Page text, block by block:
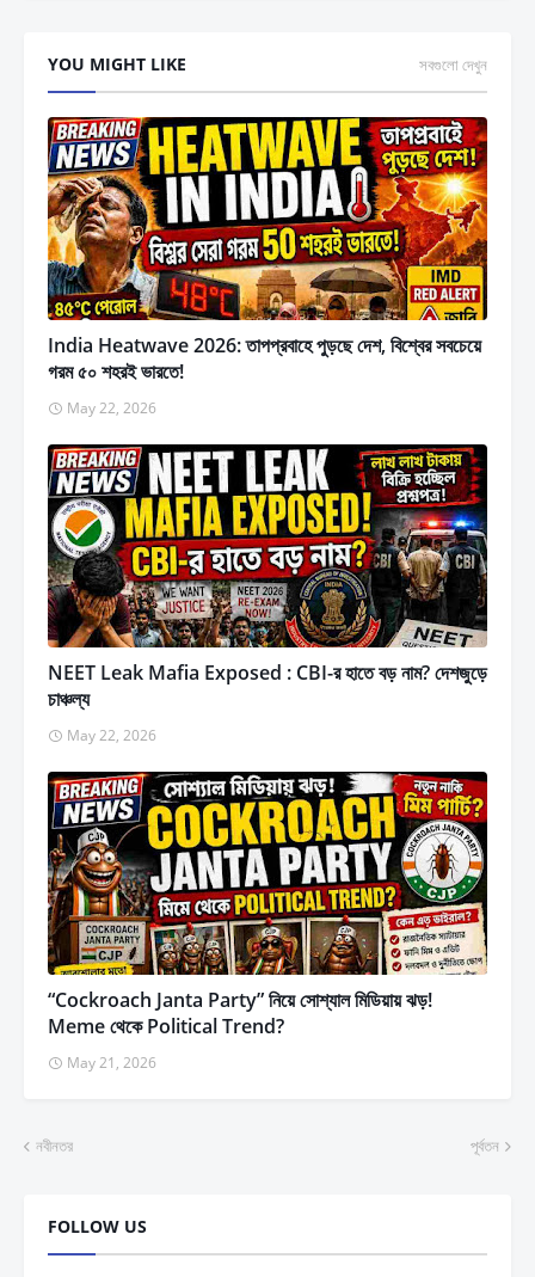
YOU MIGHT LIKE সবগুলো দেখুন
India Heatwave 2026: তাপপ্রবাহে পুড়ছে দেশ, বিশ্বের সবচেয়ে
গরম ৫০ শহরই ভারতে!
May 22, 2026
NEET Leak Mafia Exposed : CBI-র হাতে বড় নাম? দেশজুড়ে
চাঞ্চল্য
May 22, 2026
“Cockroach Janta Party” নিয়ে সোশ্যাল মিডিয়ায় ঝড়!
Meme থেকে Political Trend?
May 21, 2026
নবীনতর পূর্বতন
FOLLOW US